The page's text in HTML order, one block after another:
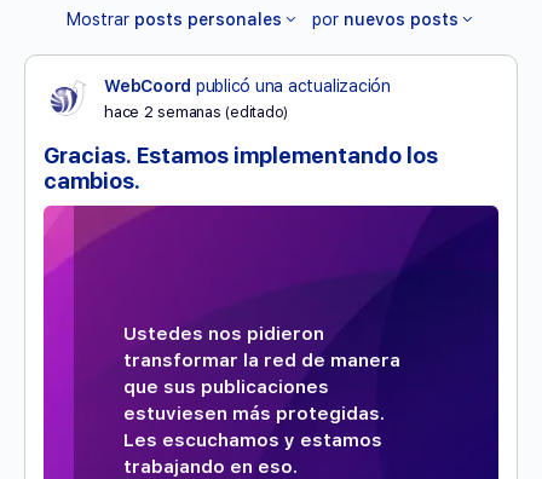
Actividad...
Mostrar posts personales por nuevos posts
WebCoord publicó una actualización
hace 2 semanas (editado)
Gracias. Estamos implementando los
cambios.
Ustedes nos pidieron
transformar la red de manera
que sus publicaciones
estuviesen más protegidas.
Les escuchamos y estamos
trabajando en eso.